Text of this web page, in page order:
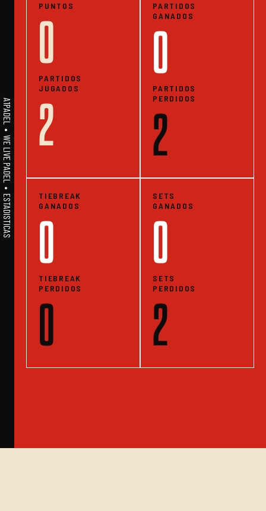
A1PADEL • WE LIVE PADEL • ESTADISTICAS
PUNTOS
0
PARTIDOS
JUGADOS
2
PARTIDOS
GANADOS
0
PARTIDOS
PERDIDOS
2
TIEBREAK
GANADOS
0
TIEBREAK
PERDIDOS
0
SETS
GANADOS
0
SETS
PERDIDOS
2